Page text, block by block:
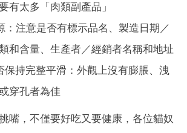
有太多「肉類副產品」
：注意是否有標示品名、製造日期／
和含量、生產者／經銷者名稱和地址
保持完整平滑：外觀上沒有膨脹、洩
穿孔者為佳
嘴，不僅要好吃又要健康，各位貓奴